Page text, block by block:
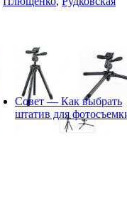
Совет — Как выбрать
штатив для